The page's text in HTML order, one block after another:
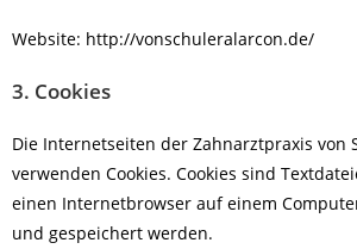
Website: http://vonschuleralarcon.de/
3. Cookies
Die Internetseiten der Zahnarztpraxis von
verwenden Cookies. Cookies sind
einen Internetbrowser auf einem
und gespeichert werden.